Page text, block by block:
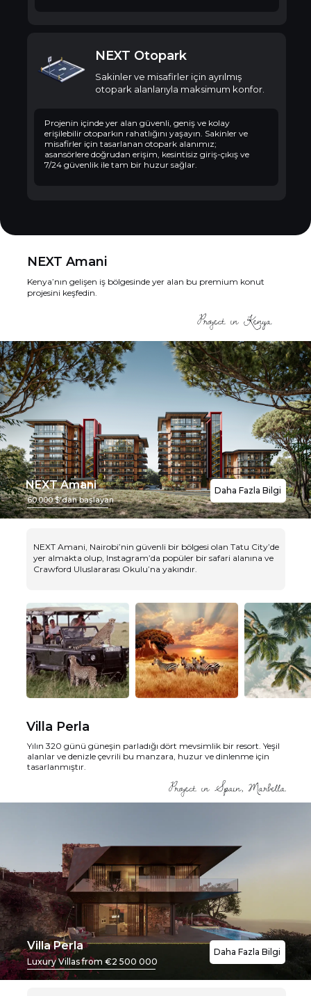
NEXT Otopark
Projenin içinde yer alan güvenli, geniş ve kolay
erişilebilir otoparkın rahatlığını yaşayın. Sakinler ve
misafirler için tasarlanan otopark alanımız;
asansörlere doğrudan erişim, kesintisiz giriş-çıkış ve
7/24 güvenlik ile tam bir huzur sağlar.
Sakinler ve misafirler için ayrılmış
otopark alanlarıyla maksimum konfor.
Kenya’nın gelişen iş bölgesinde yer alan bu premium konut
projesini keşfedin.
Kenya’nın gelişen iş bölgesinde yer alan bu premium konut
projesini keşfedin. Modern yaşamı doğal manzaranın
bir araya geldiği eşsiz bir yaşam ve yatırım fırsatı sunuyor.
NEXT Amani
NEXT Amani
60.000 $’dan başlayan
Daha Fazla Bilgi
NEXT Amani, Nairobi’nin güvenli bir bölgesi olan Tatu City’de
yer almakta olup, Instagram’da popüler bir safari alanına ve
Crawford Uluslararası Okulu’na yakındır.
Yılın 320 günü güneşin parladığı dört mevsimlik bir resort. Yeşil
alanlar ve denizle çevrili bu manzara, huzur ve dinlenme için
tasarlanmıştır.
Villa Perla
Villa Perla
Luxury Villas from €2 500 000
Daha Fazla Bilgi